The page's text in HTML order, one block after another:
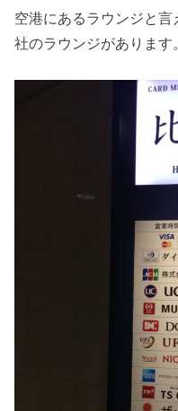
空港にあるラウンジと
社のラウンジがあります